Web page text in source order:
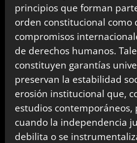
principios que forman
orden constitucional como
compromisos
de derechos humanos.
constituyen garantías
preservan la estabilidad
erosión institucional que,
estudios contemporáneos,
cuando la independencia
debilita o se